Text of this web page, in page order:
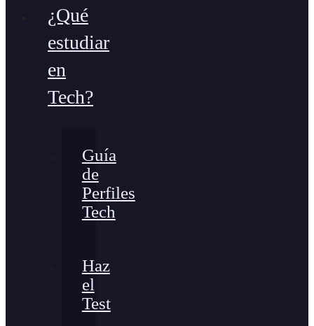
¿Qué
estudiar
en
Tech?
Guía
de
Perfiles
Tech
Haz
el
Test